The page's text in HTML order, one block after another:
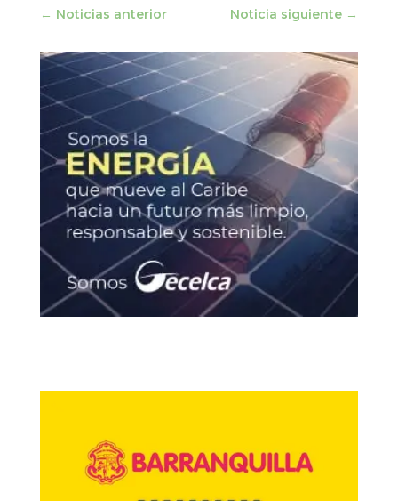
← Noticias anterior Noticia siguiente →